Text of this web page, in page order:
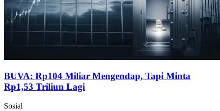
BUVA: Rp104 Miliar Mengendap, Tapi Minta
Rp1,53 Triliun Lagi
Sosial